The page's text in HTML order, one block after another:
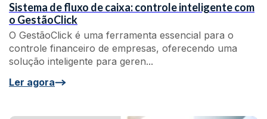
Sistema de fluxo de caixa: controle inteligente com
o GestãoClick
O GestãoClick é uma ferramenta essencial para o
controle financeiro de empresas, oferecendo uma
solução inteligente para geren...
Ler agora